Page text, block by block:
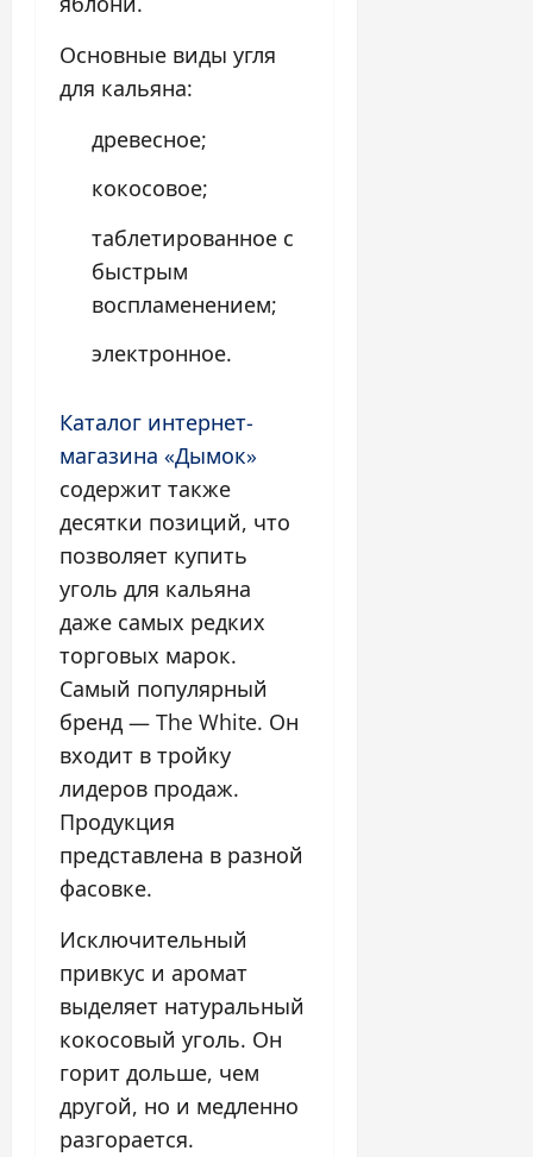
Основные виды угля
для кальяна:
древесное;
кокосовое;
таблетированное с
быстрым
воспламенением;
электронное.
Каталог интернет-
магазина «Дымок»
содержит также
десятки позиций, что
позволяет купить
уголь для кальяна
даже самых редких
торговых марок.
Самый популярный
бренд — The White. Он
входит в тройку
лидеров продаж.
Продукция
представлена в разной
фасовке.
Исключительный
привкус и аромат
выделяет натуральный
кокосовый уголь. Он
горит дольше, чем
другой, но и медленно
разгорается.